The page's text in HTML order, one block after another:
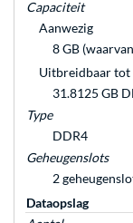
Capaciteit
Aanwezig
8 GB
Uitbreidbaar tot
31.8125 GB
Type
DDR4
Geheugenslots
2
Dataopslag